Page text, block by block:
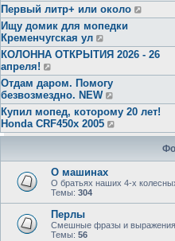
Первый литр+ или около
Ищу домик для мопедки
Кременчугская ул
КОЛОННА ОТКРЫТИЯ 2026 - 26
апреля!
Отдам даром. Помогу
безвозмездно. NEW
Купил мопед, которому 20 лет!
Honda CRF450x 2005
О машинах
О братьях наших 4-х
Темы: 304
Перлы
Смешные фразы и выражения
Темы: 56